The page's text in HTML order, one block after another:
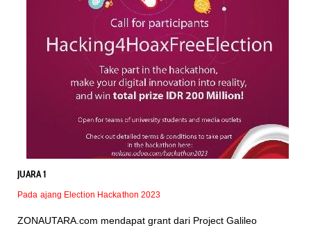
JUARA 1
Pada ajang Election Hackathon 2023
ZONAUTARA.com mendapat grant dari Project Galileo